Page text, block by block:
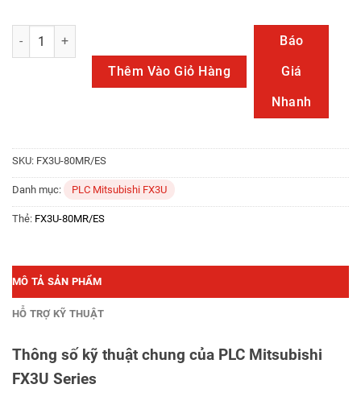
FX3U-80MR/ES số lượng
Thêm Vào Giỏ Hàng
Báo
Giá
Nhanh
SKU: FX3U-80MR/ES
Danh mục: PLC Mitsubishi FX3U
Thẻ: FX3U-80MR/ES
MÔ TẢ SẢN PHẨM
HỖ TRỢ KỸ THUẬT
Thông số kỹ thuật chung của PLC Mitsubishi
FX3U Series